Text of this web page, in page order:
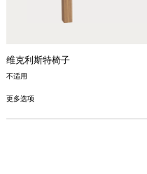
维克利斯特椅子
不适用
更多选项